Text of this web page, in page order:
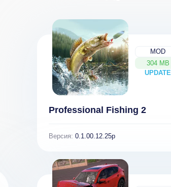
MOD
304 MB
UPDATE
NEW
Professional Fishing 2
Версия: 0.1.00.12.25p